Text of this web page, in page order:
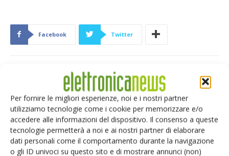
Per fornire le migliori esperienze, noi e i nostri partner
utilizziamo tecnologie come i cookie per memorizzare e/o
accedere alle informazioni del dispositivo. Il consenso a queste
tecnologie permetterà a noi e ai nostri partner di elaborare
dati personali come il comportamento durante la navigazione
o gli ID univoci su questo sito e di mostrare annunci (non)
Facebook Twitter
ALTRO DALL'AUTORE
Semiconduttori: boom di
apparecchiature di metrologia e
ispezione